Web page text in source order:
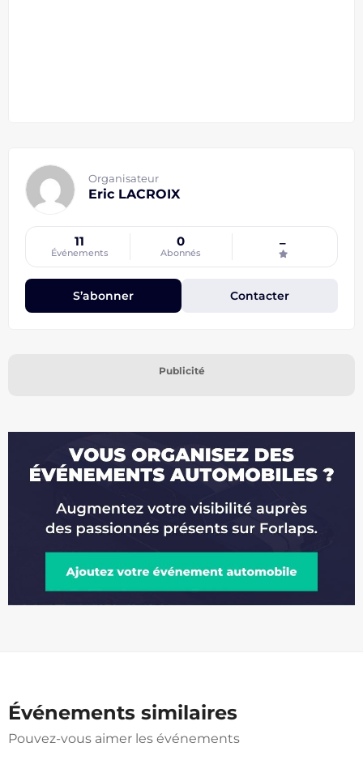
Organisateur
Eric LACROIX
11
Événements
0
Abonnés
–
S’abonner Contacter
Publicité
Événements similaires
Pouvez-vous aimer les événements